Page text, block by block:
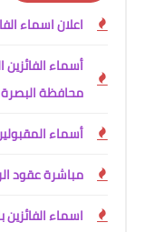
اعلان اسماء الفائزين
محافظة البصرة
أسماء
مباشرة عقود
اسماء